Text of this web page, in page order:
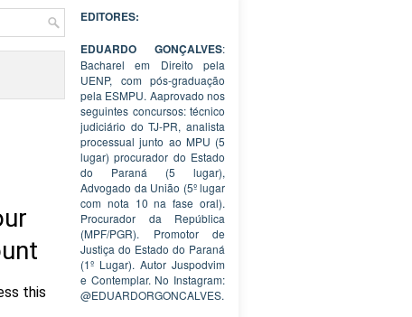
EDITORES:
EDUARDO GONÇALVES:
Bacharel em Direito pela
UENP, com pós-graduação
pela ESMPU. Aaprovado nos
seguintes concursos: técnico
judiciário do TJ-PR, analista
processual junto ao MPU (5
lugar) procurador do Estado
do Paraná (5 lugar),
Advogado da União (5º lugar
com nota 10 na fase oral).
Procurador da República
(MPF/PGR). Promotor de
Justiça do Estado do Paraná
(1º Lugar). Autor Juspodvim
e Contemplar. No Instagram:
@EDUARDORGONCALVES.